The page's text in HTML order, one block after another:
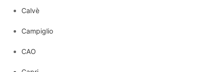
Calvè
Campiglio
CAO